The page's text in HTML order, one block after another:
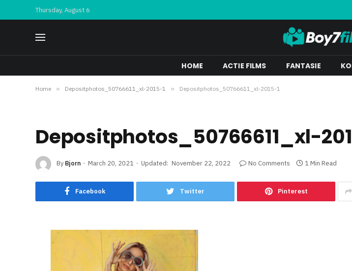
Thursday, August 6
HOME ACTIE FILMS FANTASIE
Home » Depositphotos_50766611_xl-2015-1 » Depositphotos_50766611_xl-2015-1
Depositphotos_50766611_xl-
By Bjorn March 20, 2021 Updated: November 22, 2022 No Comments 1 Min Read
Facebook Twitter Pinterest